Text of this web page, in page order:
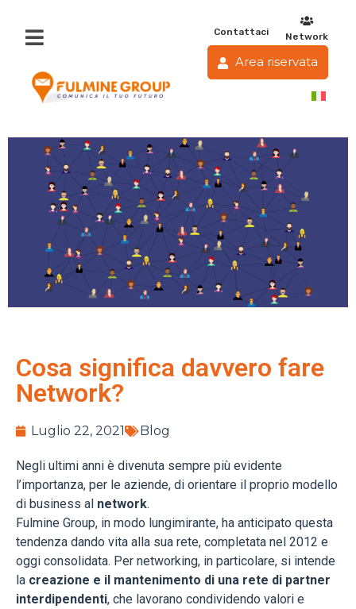
Contattaci Network
Area riservata
Cosa significa davvero fare
Network?
Luglio 22, 2021 Blog
Negli ultimi anni è divenuta sempre più evidente
l’importanza, per le aziende, di orientare il proprio modello
di business al network.
Fulmine Group, in modo lungimirante, ha anticipato questa
tendenza dando vita alla sua rete, completata nel 2012 e
oggi consolidata. Per networking, in particolare, si intende
la creazione e il mantenimento di una rete di partner
interdipendenti, che lavorano condividendo valori e